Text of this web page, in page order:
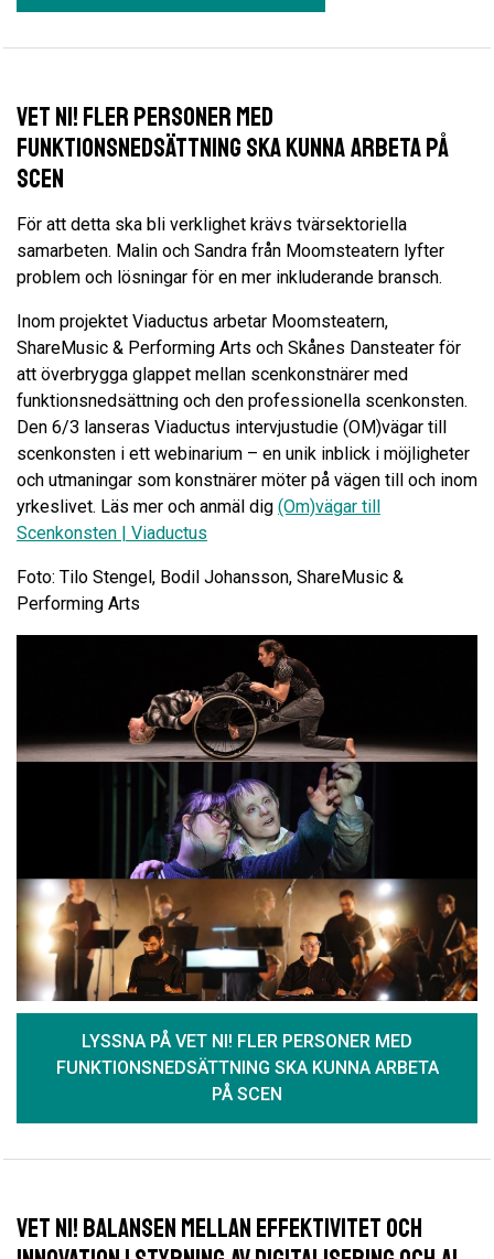
Vet Ni! Fler personer med
funktionsnedsättning ska kunna arbeta på
scen
För att detta ska bli verklighet krävs tvärsektoriella
samarbeten. Malin och Sandra från Moomsteatern lyfter
problem och lösningar för en mer inkluderande bransch.
Inom projektet Viaductus arbetar Moomsteatern,
ShareMusic & Performing Arts och Skånes Dansteater för
att överbrygga glappet mellan scenkonstnärer med
funktionsnedsättning och den professionella scenkonsten.
Den 6/3 lanseras Viaductus intervjustudie (OM)vägar till
scenkonsten i ett webinarium – en unik inblick i möjligheter
och utmaningar som konstnärer möter på vägen till och inom
yrkeslivet. Läs mer och anmäl dig (Om)vägar till
Scenkonsten | Viaductus
Foto: Tilo Stengel, Bodil Johansson, ShareMusic &
Performing Arts
LYSSNA PÅ VET NI! FLER PERSONER MED
FUNKTIONSNEDSÄTTNING SKA KUNNA ARBETA
PÅ SCEN
Vet Ni! Balansen mellan effektivitet och